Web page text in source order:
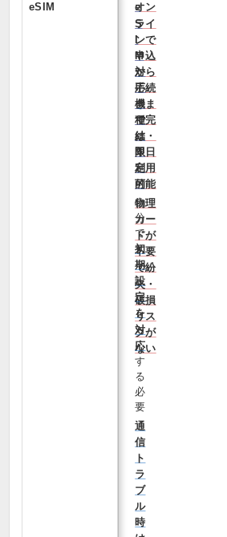
eSIM
オン
ライ
ンで
申込
から
手続
きま
で完
結・
即日
利用
可能
物理
カー
ドが
不要
で紛
失・
破損
リス
クが
ない
e
S
I
M
対
応
機
種
は
限
定
的
自
分
で
初
期
設
定
を
対
応
す
る
必
要
通
信
ト
ラ
ブ
ル
時